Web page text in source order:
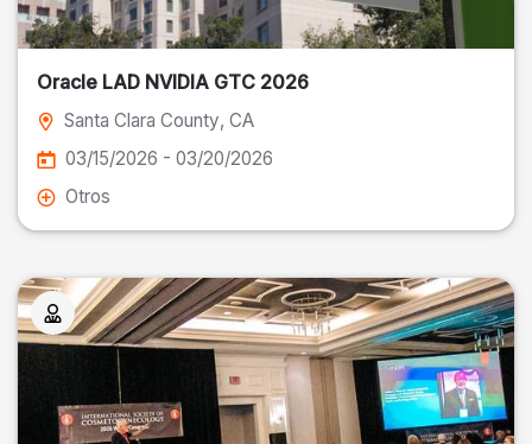
Oracle LAD NVIDIA GTC 2026
Santa Clara County, CA
03/15/2026 - 03/20/2026
Otros